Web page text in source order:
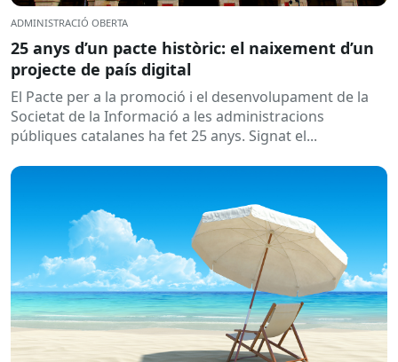
ADMINISTRACIÓ OBERTA
25 anys d’un pacte històric: el naixement d’un
projecte de país digital
El Pacte per a la promoció i el desenvolupament de la
Societat de la Informació a les administracions
públiques catalanes ha fet 25 anys. Signat el...